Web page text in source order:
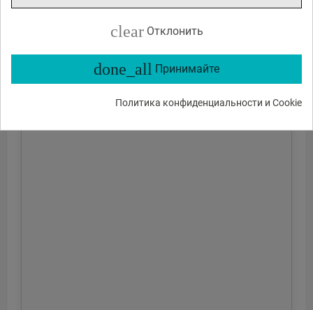
clear Отклонить
done_all Принимайте
Политика конфиденциальности и Cookie